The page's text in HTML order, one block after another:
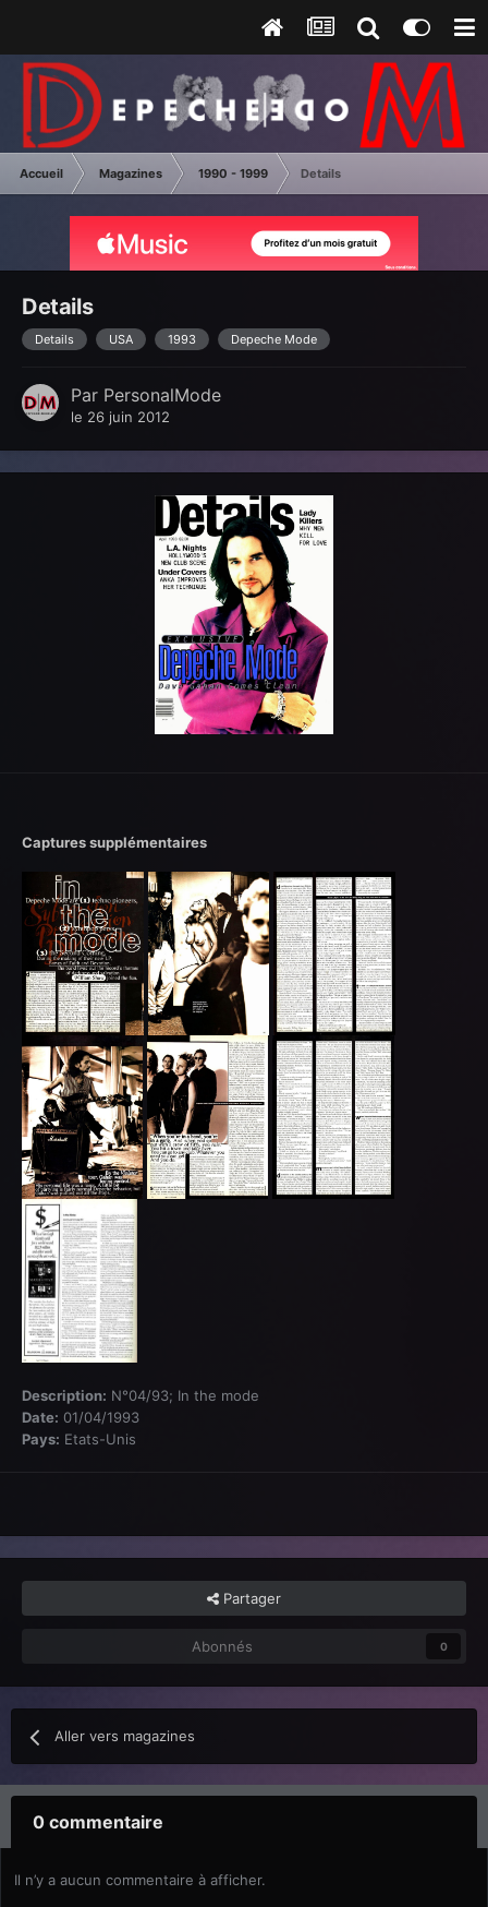
Accueil Magazines 1990 - 1999 Details
Details
Details USA 1993 Depeche Mode
Par PersonalMode
le 26 juin 2012
Captures supplémentaires
Description: N°04/93; In the mode
Date: 01/04/1993
Pays: Etats-Unis
Partager
Abonnés 0
Aller vers magazines
0 commentaire
Il n’y a aucun commentaire à afficher.